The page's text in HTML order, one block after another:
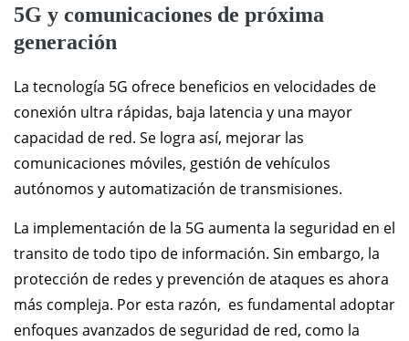
5G y comunicaciones de próxima
generación
La tecnología 5G ofrece beneficios en velocidades de
conexión ultra rápidas, baja latencia y una mayor
capacidad de red. Se logra así, mejorar las
comunicaciones móviles, gestión de vehículos
autónomos y automatización de transmisiones.
La implementación de la 5G aumenta la seguridad en el
transito de todo tipo de información. Sin embargo, la
protección de redes y prevención de ataques es ahora
más compleja. Por esta razón, es fundamental adoptar
enfoques avanzados de seguridad de red, como la